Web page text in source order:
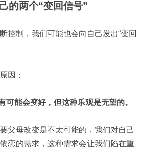
的两个“变回信号”
控制，我们可能也会向自己发出“变回
因：
可能会变好，但这种乐观是无望的。
父母改变是不太可能的，我们对自己
恋的需求，这种需求会让我们陷在重